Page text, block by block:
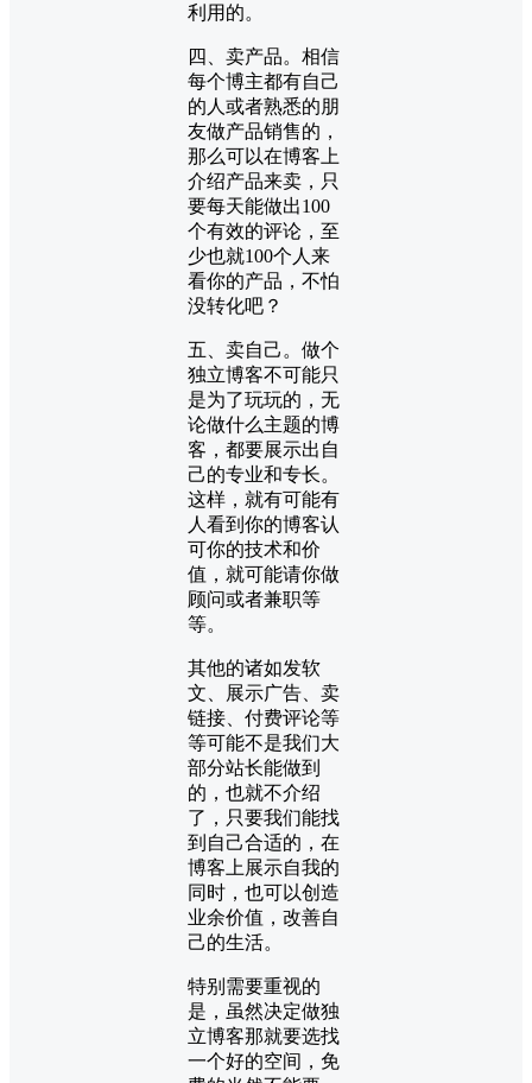
利用的。
四、卖产品。相信
每个博主都有自己
的人或者熟悉的朋
友做产品销售的，
那么可以在博客上
介绍产品来卖，只
要每天能做出100
个有效的评论，至
少也就100个人来
看你的产品，不怕
没转化吧？
五、卖自己。做个
独立博客不可能只
是为了玩玩的，无
论做什么主题的博
客，都要展示出自
己的专业和专长。
这样，就有可能有
人看到你的博客认
可你的技术和价
值，就可能请你做
顾问或者兼职等
等。
其他的诸如发软
文、展示广告、卖
链接、付费评论等
等可能不是我们大
部分站长能做到
的，也就不介绍
了，只要我们能找
到自己合适的，在
博客上展示自我的
同时，也可以创造
业余价值，改善自
己的生活。
特别需要重视的
是，虽然决定做独
立博客那就要选找
一个好的空间，免